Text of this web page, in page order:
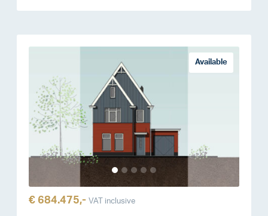
Available
€ 684.475,- VAT inclusive